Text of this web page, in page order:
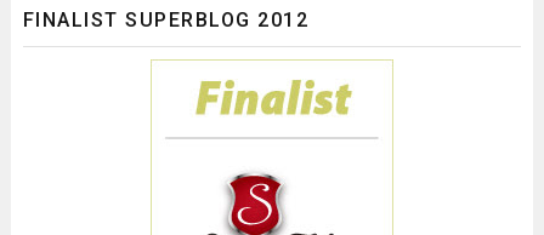
FINALIST SUPERBLOG 2012